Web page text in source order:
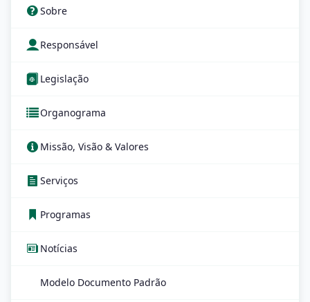
Sobre
Responsável
Legislação
Organograma
Missão, Visão & Valores
Serviços
Programas
Notícias
Modelo Documento Padrão